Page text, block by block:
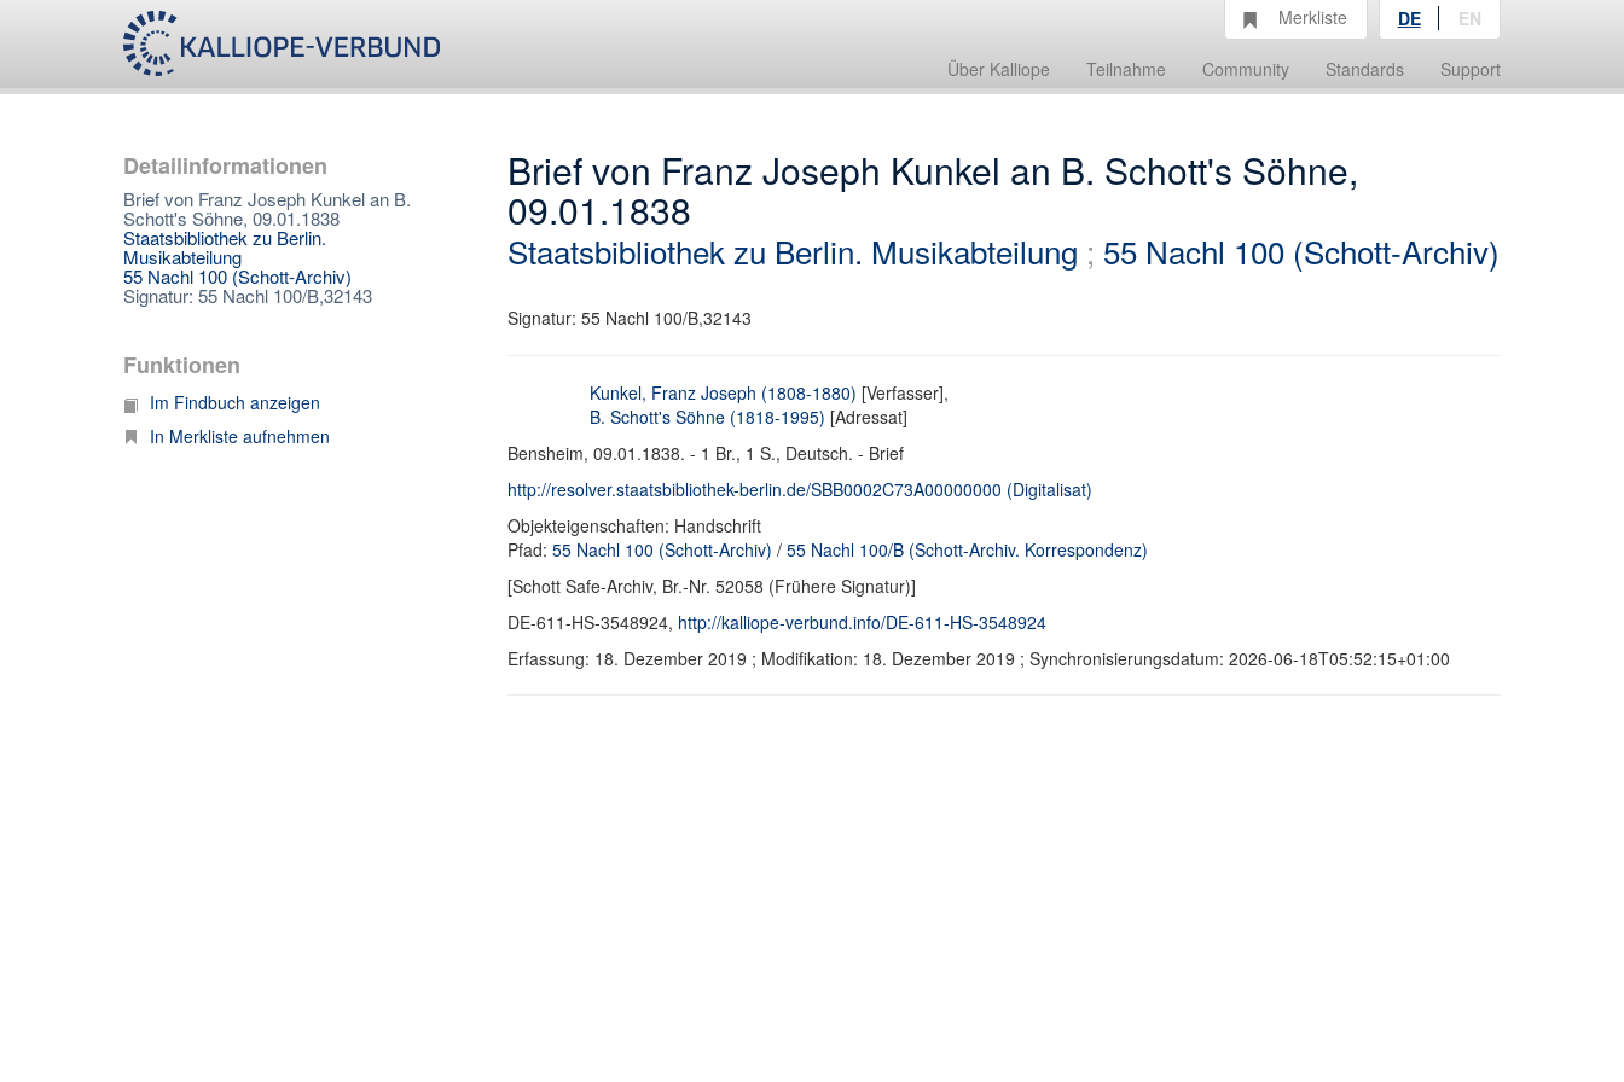
Über Kalliope Teilnahme Community Standards Support
Merkliste DE EN
Detailinformationen
Brief von Franz Joseph Kunkel an B.
Schott's Söhne, 09.01.1838
Staatsbibliothek zu Berlin.
Musikabteilung
55 Nachl 100 (Schott-Archiv)
Signatur: 55 Nachl 100/B,32143
Funktionen
Im Findbuch anzeigen
In Merkliste aufnehmen
Brief von Franz Joseph Kunkel an B. Schott's Söhne,
09.01.1838
Staatsbibliothek zu Berlin. Musikabteilung ; 55 Nachl 100 (Schott-Archiv)
Signatur: 55 Nachl 100/B,32143
Kunkel, Franz Joseph (1808-1880) [Verfasser],
B. Schott's Söhne (1818-1995) [Adressat]
Bensheim, 09.01.1838. - 1 Br., 1 S., Deutsch. - Brief
http://resolver.staatsbibliothek-berlin.de/SBB0002C73A00000000 (Digitalisat)
Objekteigenschaften: Handschrift
Pfad: 55 Nachl 100 (Schott-Archiv) / 55 Nachl 100/B (Schott-Archiv. Korrespondenz)
[Schott Safe-Archiv, Br.-Nr. 52058 (Frühere Signatur)]
DE-611-HS-3548924, http://kalliope-verbund.info/DE-611-HS-3548924
Erfassung: 18. Dezember 2019 ; Modifikation: 18. Dezember 2019 ; Synchronisierungsdatum: 2026-06-18T05:52:15+01:00